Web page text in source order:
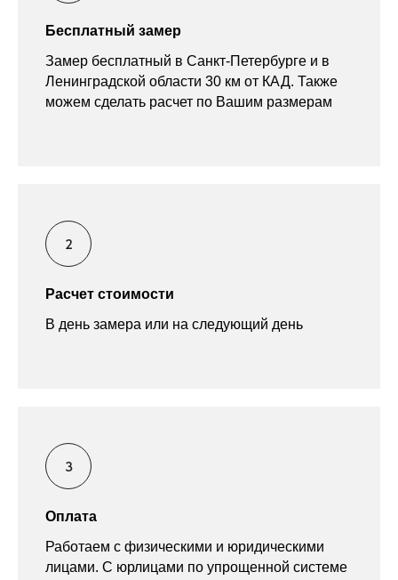
Ленинградской области 30 км от КАД. Также
можем сделать расчет по Вашим размерам
Расчет стоимости
Оплата
лицами. С юрлицами по упрощенной системе
налогообложения или с НДС